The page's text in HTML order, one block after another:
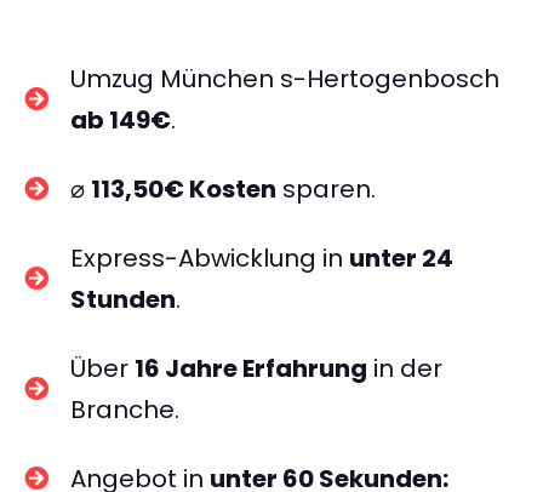
Umzug München s-Hertogenbosch
ab 149€.
⌀ 113,50€ Kosten sparen.
Express-Abwicklung in unter 24
Stunden.
Über 16 Jahre Erfahrung in der
Branche.
Angebot in unter 60 Sekunden: